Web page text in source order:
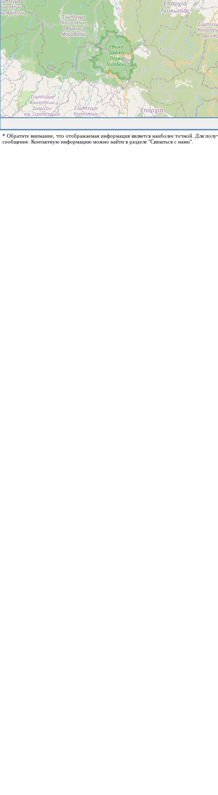
* Обратите внимание, что отображаемая информация является наиболее точной. Для
сообщение. Контактную информацию можно найти в разделе "Связаться с нами".